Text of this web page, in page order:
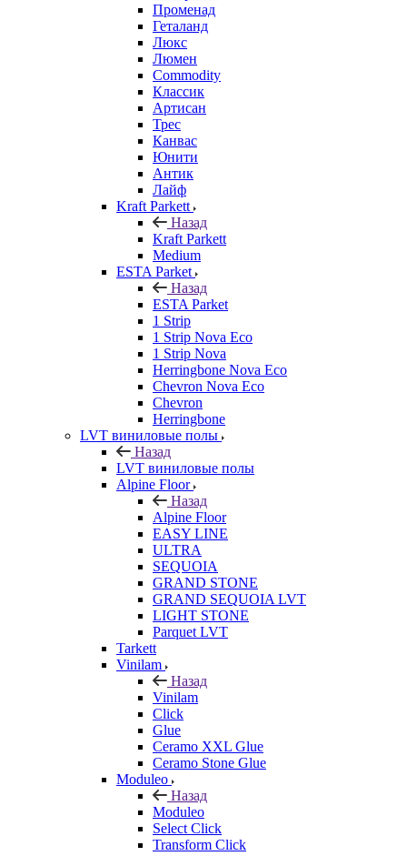
Променад
Геталанд
Люкс
Люмен
Commodity
Классик
Артисан
Трес
Канвас
Юнити
Антик
Лайф
Kraft Parkett
Назад
Kraft Parkett
Medium
ESTA Parket
Назад
ESTA Parket
1 Strip
1 Strip Nova Eco
1 Strip Nova
Herringbone Nova Eco
Chevron Nova Eco
Chevron
Herringbone
LVT виниловые полы
Назад
LVT виниловые полы
Alpine Floor
Назад
Alpine Floor
EASY LINE
ULTRA
SEQUOIA
GRAND STONE
GRAND SEQUOIA LVT
LIGHT STONE
Parquet LVT
Tarkett
Vinilam
Назад
Vinilam
Click
Glue
Ceramo XXL Glue
Ceramo Stone Glue
Moduleo
Назад
Moduleo
Select Click
Transform Click